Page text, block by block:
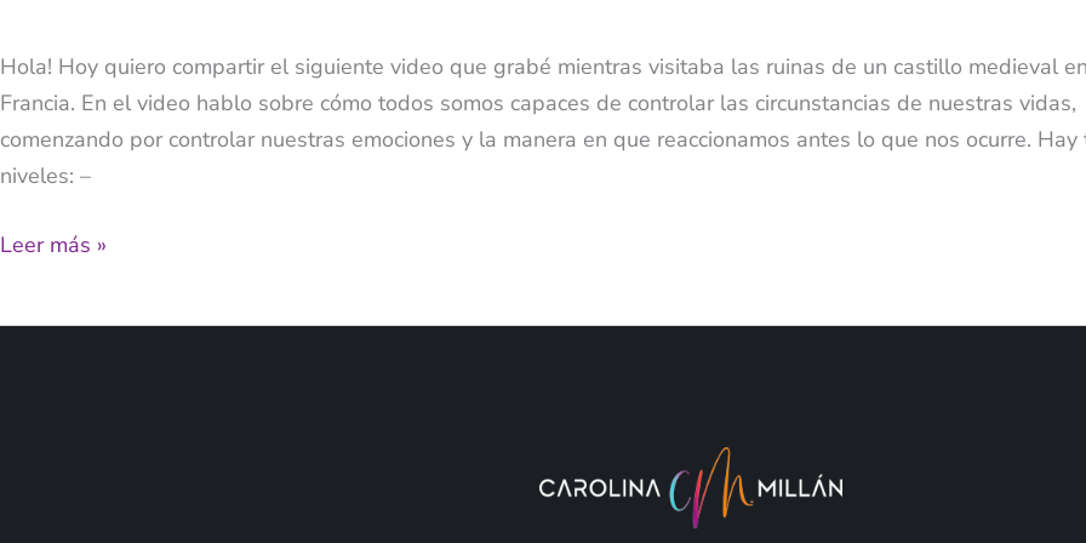
Hola! Hoy quiero compartir el siguiente video que grabé mientras visitaba las ruinas de un castillo medieval en
Francia. En el video hablo sobre cómo todos somos capaces de controlar las circunstancias de nuestras vidas,
comenzando por controlar nuestras emociones y la manera en que reaccionamos antes lo que nos ocurre. Hay
niveles: –
Leer más »